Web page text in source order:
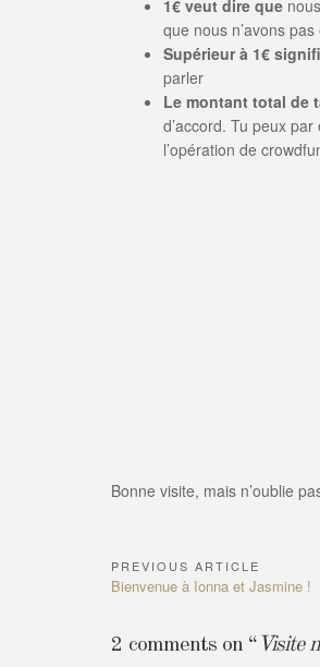
1€ veut dire que
que nous n’avons
Supérieur à 1€
parler
Le montant total de
d’accord. Tu peux
l’opération de
Bonne visite, mais n’oublie
Navigation
l’article
PREVIOUS ARTICLE
Previous
Bienvenue à Ionna et Jasmine !
2 comments on “ Visite